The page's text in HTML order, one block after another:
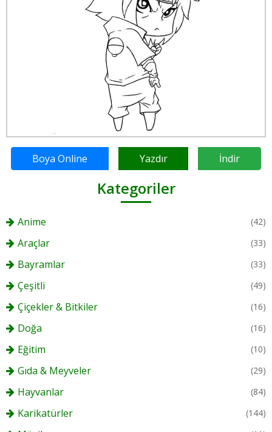
Boya Online Yazdır İndir
Kategoriler
Anime (42)
Araçlar (33)
Bayramlar (33)
Çeşitli (49)
Çiçekler & Bitkiler (16)
Doğa (16)
Eğitim (10)
Gıda & Meyveler (29)
Hayvanlar (84)
Karikatürler (144)